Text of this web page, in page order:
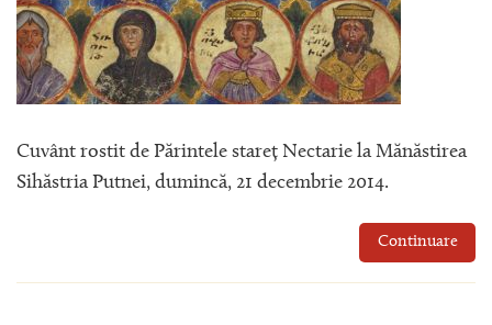
Cuvânt rostit de Părintele stareț Nectarie la Mănăstirea
Sihăstria Putnei, dumincă, 21 decembrie 2014.
Continuare